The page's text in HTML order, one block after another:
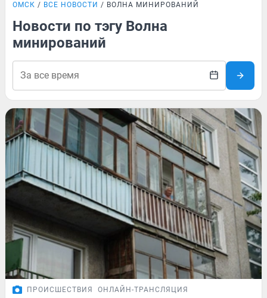
ОМСК ВСЕ НОВОСТИ ВОЛНА МИНИРОВАНИЙ
Новости по тэгу Волна
минирований
ПРОИСШЕСТВИЯ ОНЛАЙН-ТРАНСЛЯЦИЯ